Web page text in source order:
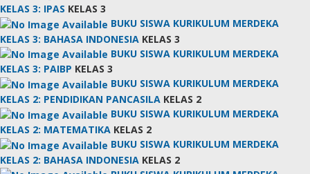
KELAS 3: IPAS KELAS 3
BUKU SISWA KURIKULUM MERDEKA
KELAS 3: BAHASA INDONESIA KELAS 3
BUKU SISWA KURIKULUM MERDEKA
KELAS 3: PAIBP KELAS 3
BUKU SISWA KURIKULUM MERDEKA
KELAS 2: PENDIDIKAN PANCASILA KELAS 2
BUKU SISWA KURIKULUM MERDEKA
KELAS 2: MATEMATIKA KELAS 2
BUKU SISWA KURIKULUM MERDEKA
KELAS 2: BAHASA INDONESIA KELAS 2